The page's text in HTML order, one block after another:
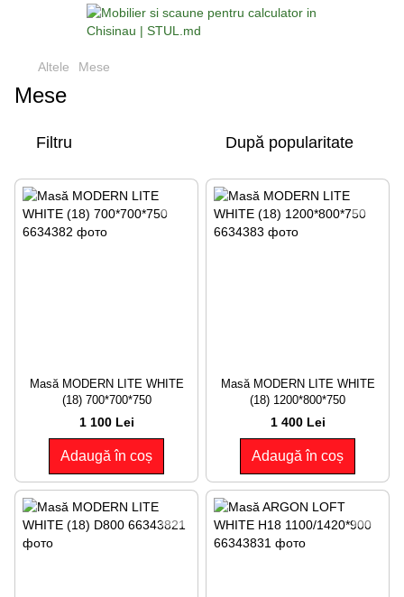
Altele Mese
Mese
Filtru După popularitate
Masă MODERN LITE WHITE
(18) 700*700*750
1 100 Lei
Adaugă în coș
Masă MODERN LITE WHITE
(18) 1200*800*750
1 400 Lei
Adaugă în coș